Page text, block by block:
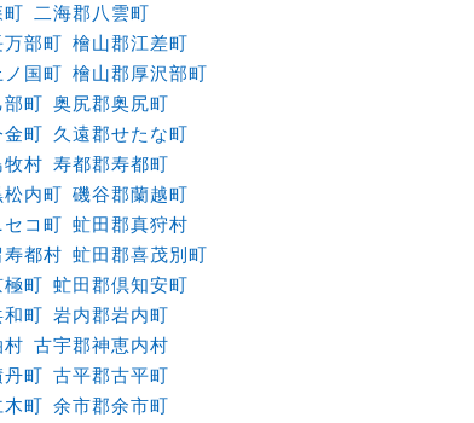
町
二海郡八雲町
万部町 檜山郡江差町
国町 檜山郡厚沢部町
部町 奥尻郡奥尻町
金町 久遠郡せたな町
牧村 寿都郡寿都町
内町 磯谷郡蘭越町
コ町 虻田郡真狩村
都村 虻田郡喜茂別町
極町 虻田郡倶知安町
和町 岩内郡岩内町
村 古宇郡神恵内村
丹町 古平郡古平町
木町 余市郡余市町